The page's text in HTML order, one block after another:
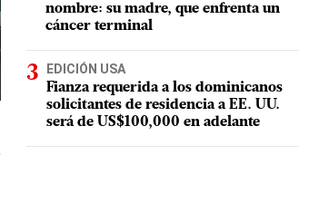
nombre: su madre, que enfrenta un
cáncer terminal
EDICIÓN USA
Fianza requerida a los dominicanos
solicitantes de residencia a EE. UU.
será de US$100,000 en adelante